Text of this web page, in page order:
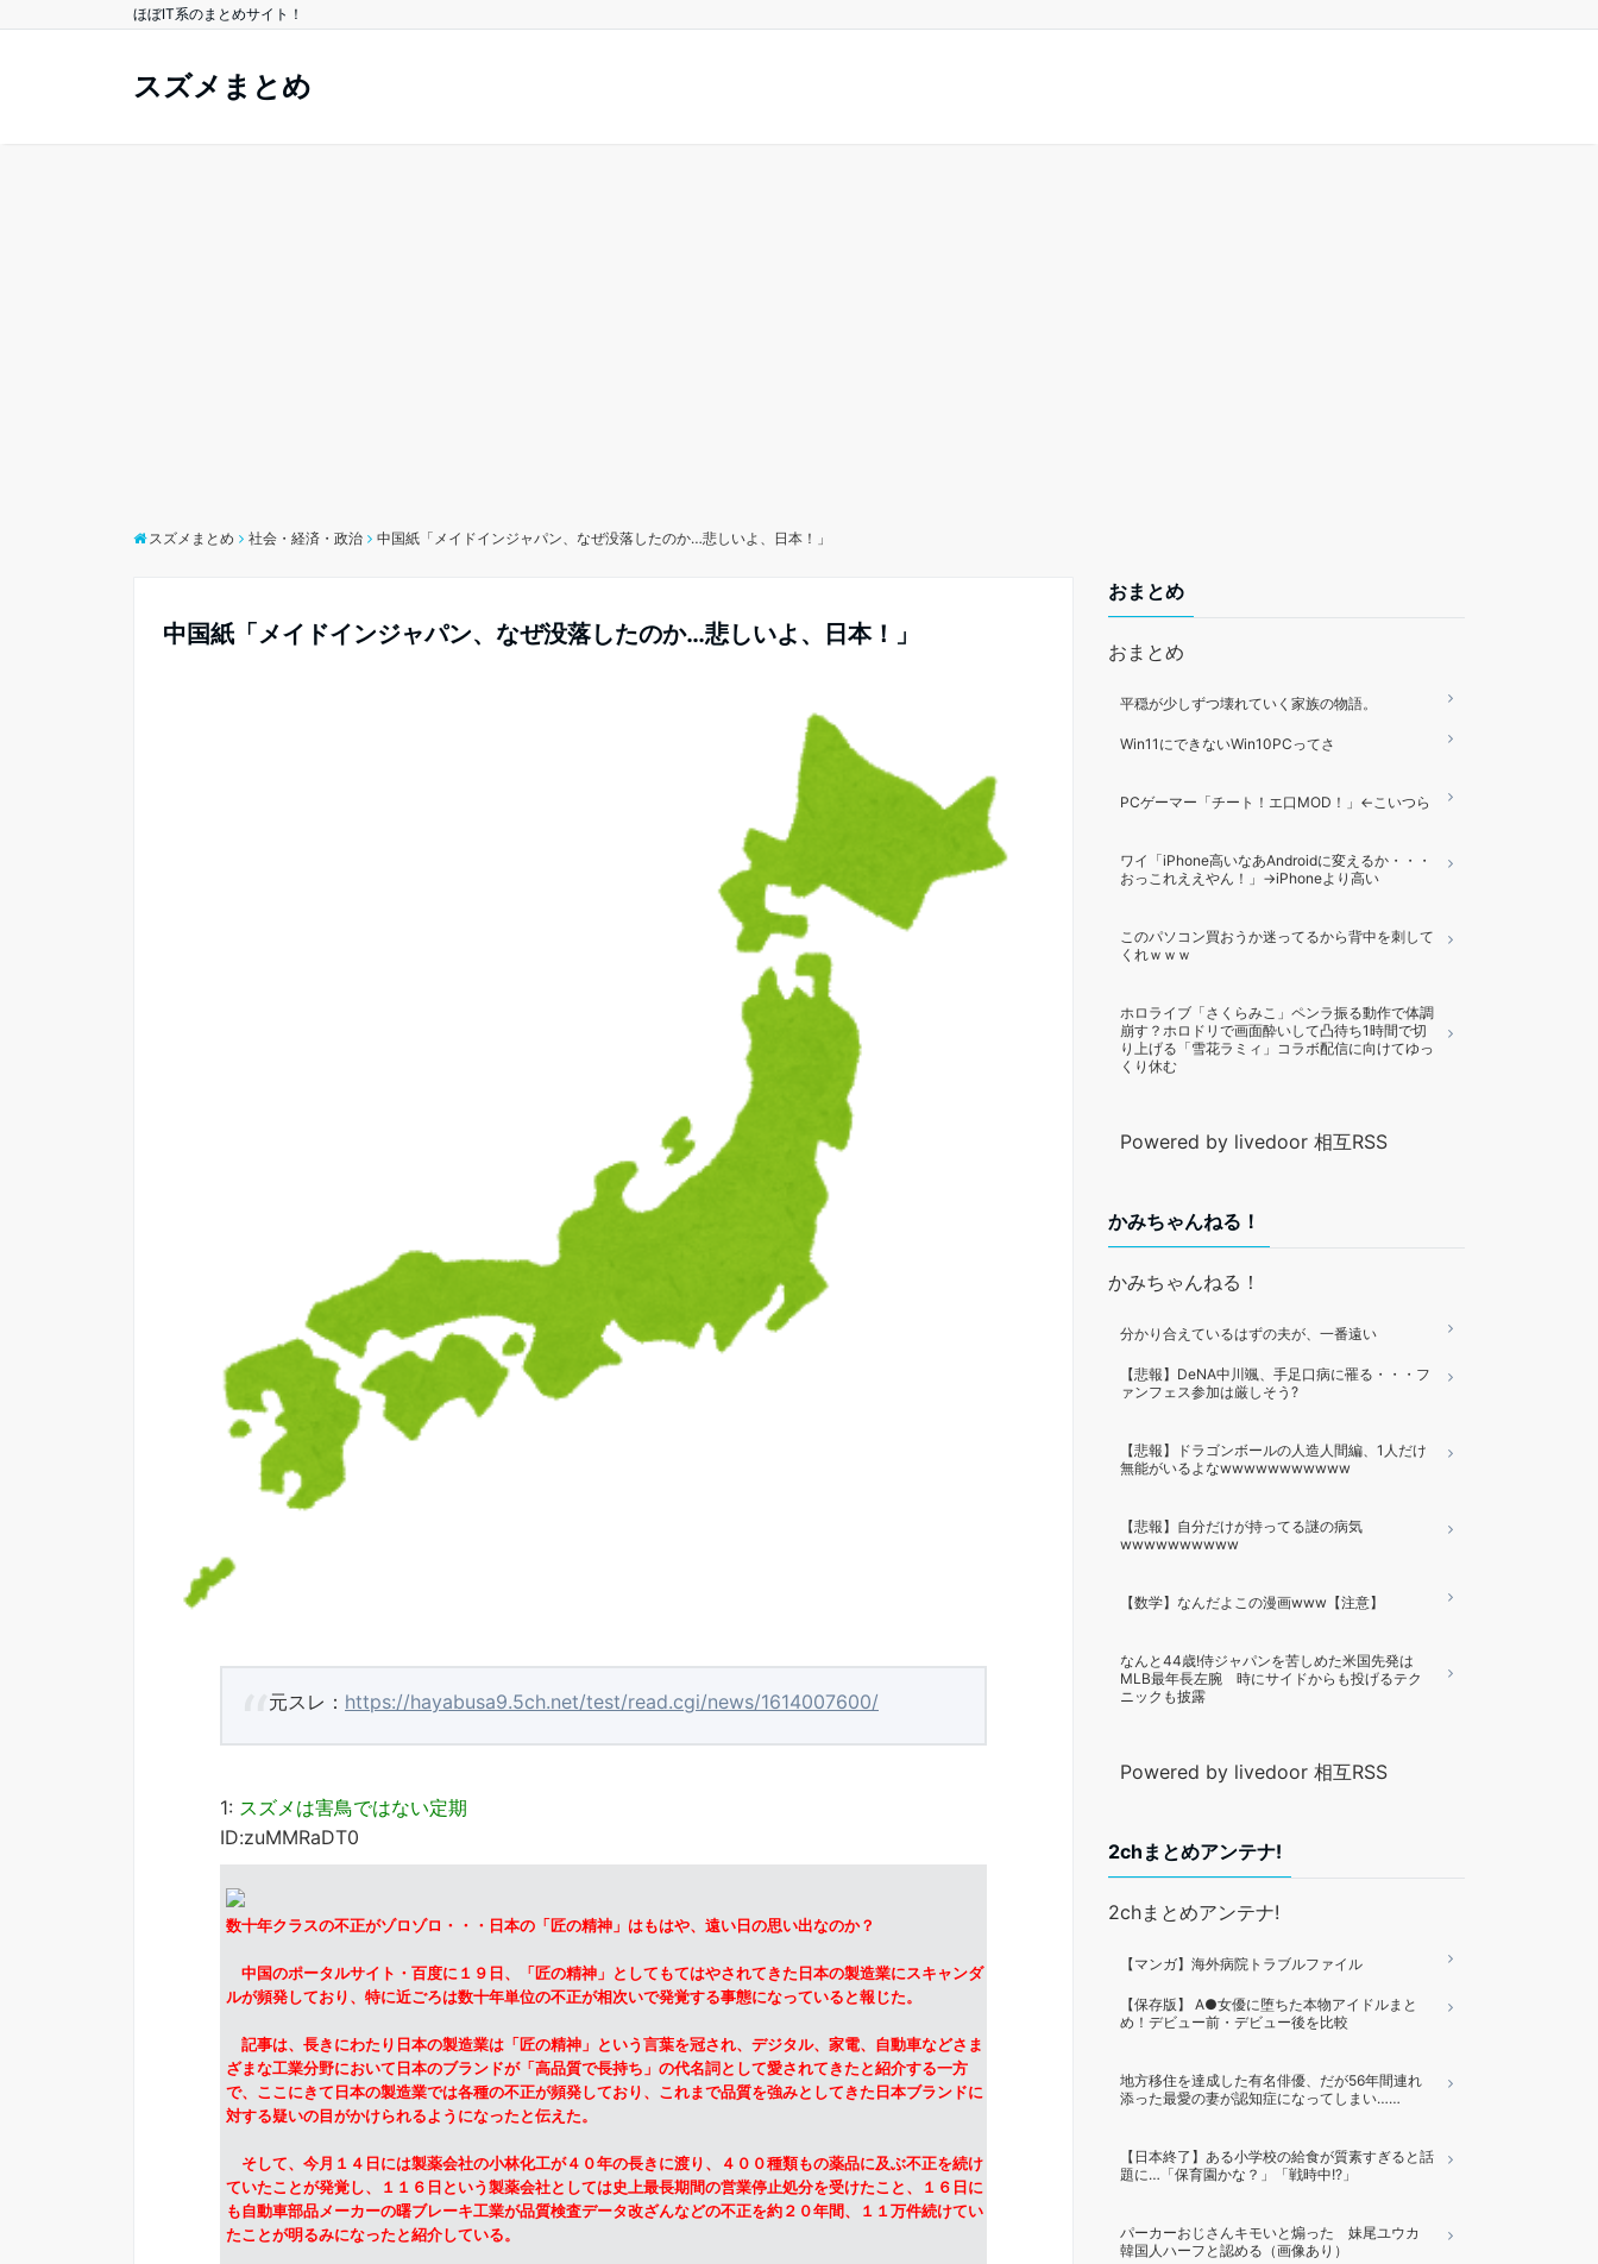
ほぼIT系のまとめサイト！
スズメまとめ
スズメまとめ 社会・経済・政治 中国紙「メイドインジャパン、なぜ没落したのか…悲しいよ、日本！」
中国紙「メイドインジャパン、なぜ没落したのか…悲しいよ、日本！」
元スレ： https://hayabusa9.5ch.net/test/read.cgi/news/1614007600/
1: スズメは害鳥ではない定期
ID:zuMMRaDT0
数十年クラスの不正がゾロゾロ・・・日本の「匠の精神」はもはや、遠い日の思い出なのか？
中国のポータルサイト・百度に１９日、「匠の精神」としてもてはやされてきた日本の製造業にスキャンダ
ルが頻発しており、特に近ごろは数十年単位の不正が相次いで発覚する事態になっていると報じた。
記事は、長きにわたり日本の製造業は「匠の精神」という言葉を冠され、デジタル、家電、自動車などさま
ざまな工業分野において日本のブランドが「高品質で長持ち」の代名詞として愛されてきたと紹介する一方
で、ここにきて日本の製造業では各種の不正が頻発しており、これまで品質を強みとしてきた日本ブランドに
対する疑いの目がかけられるようになったと伝えた。
そして、今月１４日には製薬会社の小林化工が４０年の長きに渡り、４００種類もの薬品に及ぶ不正を続け
ていたことが発覚し、１１６日という製薬会社としては史上最長期間の営業停止処分を受けたこと、１６日に
も自動車部品メーカーの曙ブレーキ工業が品質検査データ改ざんなどの不正を約２０年間、１１万件続けてい
たことが明るみになったと紹介している。
おまとめ
おまとめ
平穏が少しずつ壊れていく家族の物語。
Win11にできないWin10PCってさ
PCゲーマー「チート！エ口MOD！」←こいつら
ワイ「iPhone高いなあAndroidに変えるか・・・
おっこれええやん！」→iPhoneより高い
このパソコン買おうか迷ってるから背中を刺して
くれｗｗｗ
ホロライブ「さくらみこ」ペンラ振る動作で体調
崩す？ホロドリで画面酔いして凸待ち1時間で切
り上げる「雪花ラミィ」コラボ配信に向けてゆっ
くり休む
Powered by livedoor 相互RSS
かみちゃんねる！
かみちゃんねる！
分かり合えているはずの夫が、一番遠い
【悲報】DeNA中川颯、手足口病に罹る・・・フ
ァンフェス参加は厳しそう?
【悲報】ドラゴンボールの人造人間編、1人だけ
無能がいるよなwwwwwwwwwww
【悲報】自分だけが持ってる謎の病気
wwwwwwwwww
【数学】なんだよこの漫画www【注意】
なんと44歳!侍ジャパンを苦しめた米国先発は
MLB最年長左腕 時にサイドからも投げるテク
ニックも披露
Powered by livedoor 相互RSS
2chまとめアンテナ!
2chまとめアンテナ!
【マンガ】海外病院トラブルファイル
【保存版】 A●女優に堕ちた本物アイドルまと
め！デビュー前・デビュー後を比較
地方移住を達成した有名俳優、だが56年間連れ
添った最愛の妻が認知症になってしまい……
【日本終了】ある小学校の給食が質素すぎると話
題に…「保育園かな？」「戦時中!?」
パーカーおじさんキモいと煽った 妹尾ユウカ
韓国人ハーフと認める（画像あり）